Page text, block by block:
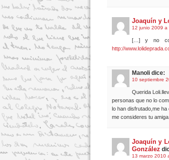
Joaquín y
12 junio 2009 a
[…] y no
http://
Manoli dice:
10 septiembre
Querida
personas que no lo
lo han disfrutado,me
me consideres tu
Joaquín y
González
13 marzo 2010